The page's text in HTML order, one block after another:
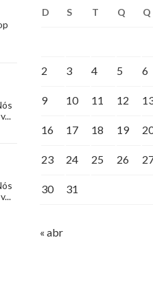
D S T Q Q
2 3 4 5 6
9 10 11 12
16 17 18 19
23 24 25 26
30 31
« abr